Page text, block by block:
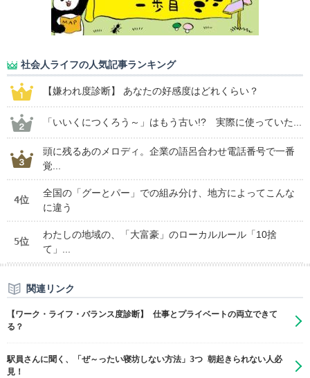
社会人ライフの人気記事ランキング
【嫌われ度診断】 あなたの好感度はどれくらい？
「いいくにつくろう～」はもう古い!? 実際に使っていた...
頭に残るあのメロディ。企業の語呂合わせ電話番号で一番
覚...
4位
全国の「グーとパー」での組み分け、地方によってこんな
に違う
5位
わたしの地域の、「大富豪」のローカルルール「10捨
て」...
関連リンク
【ワーク・ライフ・バランス度診断】 仕事とプライベートの両立できて
る？
駅員さんに聞く、「ぜ～ったい寝坊しない方法」3つ 朝起きられない人必
見！